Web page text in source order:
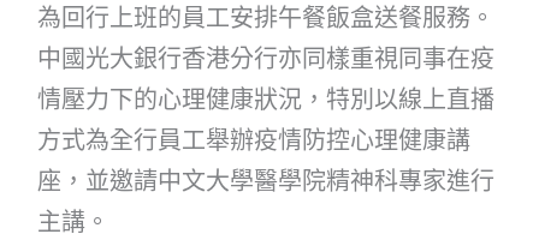
為回行上班的員工安排午餐飯盒送餐服務。
中國光大銀行香港分行亦同樣重視同事在疫
情壓力下的心理健康狀況，特別以線上直播
方式為全行員工舉辦疫情防控心理健康講
座，並邀請中文大學醫學院精神科專家進行
主講。